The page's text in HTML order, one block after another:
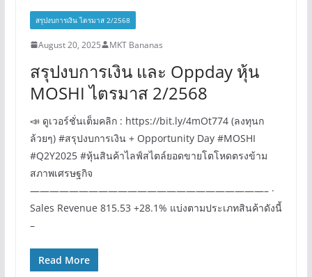
สรุปงบการเงิน ไตรมาส 2/2568
August 20, 2025 MKT Bananas
สรุปงบการเงิน และ Oppday หุ้น
MOSHI ไตรมาส 2/2568
📣 ดูเวอร์ชั่นเต็มคลิก : https://bit.ly/4mOt774 (ลงทุนก
ล้วยๆ) #สรุปงบการเงิน + Opportunity Day #MOSHI
#Q2Y2025 #หุ้นสินค้าไลฟ์สไตล์ยอดขายโตโหดตรงข้าม
สภาพเศรษฐกิจ
————————————————————————– ·
Sales Revenue 815.53 +28.1% แบ่งตามประเภทสินค้าดังนี้
–
Read More